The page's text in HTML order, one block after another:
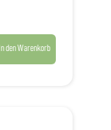
In den Warenkorb